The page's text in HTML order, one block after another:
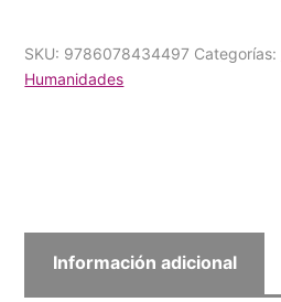
SKU: 9786078434497 Categorías:
Humanidades
Información adicional